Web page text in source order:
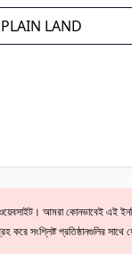
PLAIN LAND
আমরা কোনভাবেই এই
সংশ্লিষ্ট প্রতিষ্ঠানগুলির